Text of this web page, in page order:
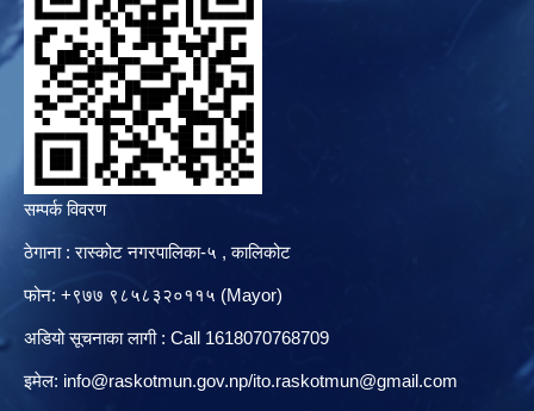
सम्पर्क विवरण
ठेगाना : रास्कोट नगरपालिका-५ , कालिकोट
फोन: +९७७ ९८५८३२०११५ (Mayor)
अडियो सूचनाका लागी : Call 1618070768709
इमेल: info@raskotmun.gov.np/ito.raskotmun@gmail.com